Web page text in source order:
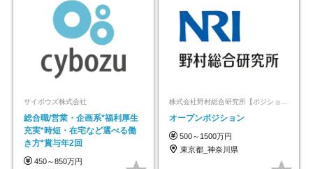
サイボウズ株式会社
総合職/営業・企画系*福利厚生
充実*時短・在宅など選べる働
き方*賞与年2回
450～850万円
オープンポジション
500～1500万円
東京都_神奈川県